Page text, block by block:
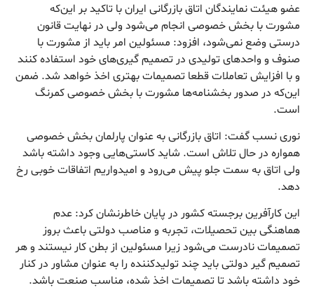
‎عضو هیئت نمایندگان اتاق بازرگانی ایران با تاکید بر این‌که
مشورت با بخش خصوصی انجام می‌شود ولی در نهایت قانون
درستی وضع نمی‌شود، افزود: مسئولین امر باید از مشورت با
صنوف و واحدهای تولیدی در تصمیم گیری‌های خود استفاده کنند
و با افزایش تعاملات قطعا تصمیمات بهتری اخذ خواهد شد. ضمن
این‌که در صدور بخشنامه‌ها مشورت با بخش خصوصی کمرنگ
است.
‎نوری نسب گفت: اتاق بازرگانی به عنوان پارلمان بخش خصوصی
همواره در حال تلاش است. شاید کاستی‌هایی وجود داشته باشد
ولی اتاق به سمت جلو پیش می‌رود و امیدواریم اتفاقات خوبی رخ
دهد.
‎این کارآفرین برجسته کشور در پایان خاطرنشان کرد: عدم
هماهنگی بین تحصیلات، تجربه و مناصب دولتی باعث بروز
تصمیمات نادرست می‌شود زیرا مسئولین از بطن کار نیستند و هر
تصمیم گیر دولتی باید چند تولیدکننده را به عنوان مشاور در کنار
خود داشته باشد تا تصمیمات اخذ شده، مناسب صنعت باشد.